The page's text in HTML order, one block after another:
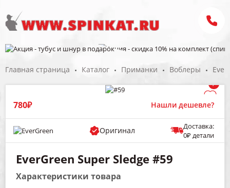
Главная страница Каталог Приманки Воблеры
/
780₽ Нашли дешевле?
Оригинал
Доставка:
0₽ детали
EverGreen Super Sledge #59
Характеристики товара